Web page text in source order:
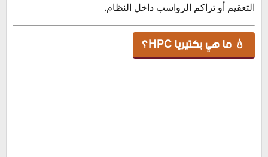
التعقيم أو تراكم الرواسب داخل النظام.
💧 ما هي بكتيريا HPC؟